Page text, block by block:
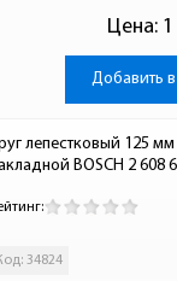
Цена:
Добавить
лепестковый 125
BOSCH 2 608
34824